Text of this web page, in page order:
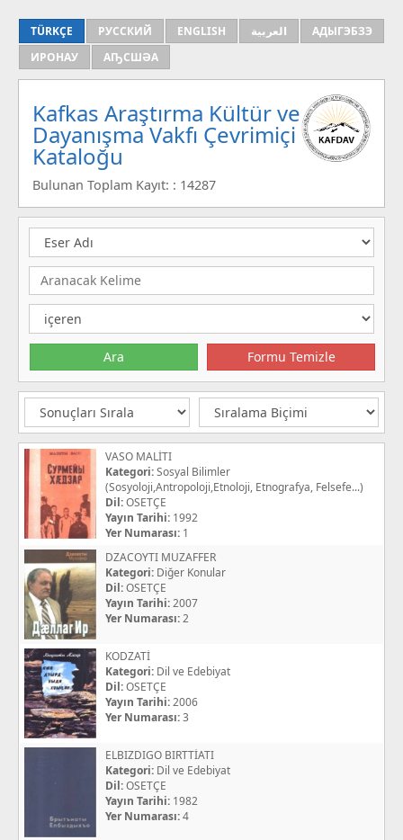
TÜRKÇE РУССКИЙ ENGLISH العربية
АДЫГЭБЗЭ
ИРОНАУ
АҦСШӘА
Kafkas Araştırma Kültür ve
Dayanışma Vakfı Çevrimiçi
Kataloğu
Bulunan Toplam Kayıt: : 14287
VASO MALİTI
Kategori:Sosyal Bilimler
(Sosyoloji,Antropoloji,Etnoloji, Etnografya, Felsefe...)
Dil:OSETÇE
Yayın Tarihi: 1992
Yer Numarası: 1
DZACOYTI MUZAFFER
Kategori: Diğer Konular
Dil:OSETÇE
Yayın Tarihi:2007
Yer Numarası:2
KODZATİ
Kategori: Dil ve Edebiyat
Dil:OSETÇE
Yayın Tarihi:2006
Yer Numarası:3
ELBIZDIGO BIRTTİATI
Kategori: Dil ve Edebiyat
Dil:OSETÇE
Yayın Tarihi: 1982
Yer Numarası:4